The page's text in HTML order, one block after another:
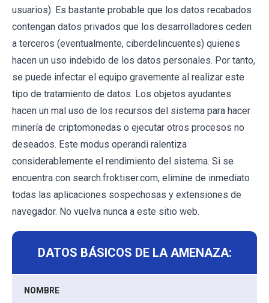
usuarios). Es bastante probable que los datos recabados
contengan datos privados que los desarrolladores ceden
a terceros (eventualmente, ciberdelincuentes) quienes
hacen un uso indebido de los datos personales. Por tanto,
se puede infectar el equipo gravemente al realizar este
tipo de tratamiento de datos. Los objetos ayudantes
hacen un mal uso de los recursos del sistema para hacer
minería de criptomonedas o ejecutar otros procesos no
deseados. Este modus operandi ralentiza
considerablemente el rendimiento del sistema. Si se
encuentra con search.froktiser.com, elimine de inmediato
todas las aplicaciones sospechosas y extensiones de
navegador. No vuelva nunca a este sitio web.
DATOS BÁSICOS DE LA AMENAZA:
NOMBRE